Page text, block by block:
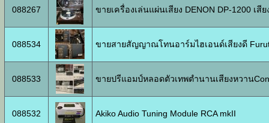
088267 ขายเครื่องเล่นแผ่นเสียง DENON DP-1200 เ
088534 ขายสายสัญญาณโทนอาร์มไฮเอนด์เสียงดี
088533 ขายปรีแอมป์หลอดตัวเทพตำนานเสียงหวาน
088532 Akiko Audio Tuning Module RCA mkII